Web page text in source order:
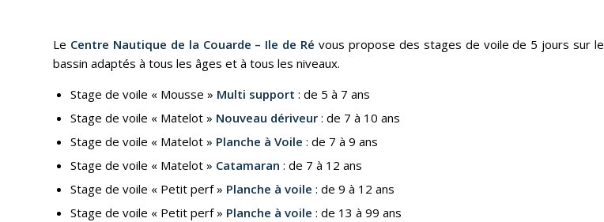
Le Centre Nautique de la Couarde – Ile de Ré vous propose des stages de voile de 5 jours sur le
bassin adaptés à tous les âges et à tous les niveaux.
Stage de voile « Mousse » Multi support : de 5 à 7 ans
Stage de voile « Matelot » Nouveau dériveur : de 7 à 10 ans
Stage de voile « Matelot » Planche à Voile : de 7 à 9 ans
Stage de voile « Matelot » Catamaran : de 7 à 12 ans
Stage de voile « Petit perf » Planche à voile : de 9 à 12 ans
Stage de voile « Petit perf » Planche à voile : de 13 à 99 ans